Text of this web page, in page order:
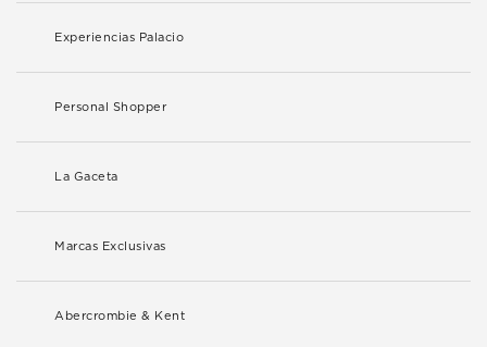
Experiencias Palacio
Personal Shopper
La Gaceta
Marcas Exclusivas
Abercrombie & Kent